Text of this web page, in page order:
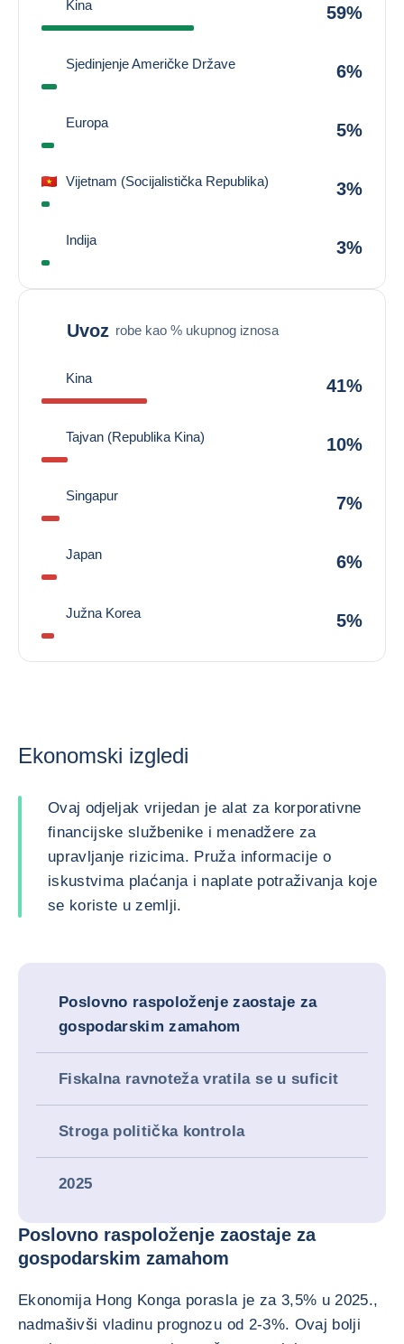
Kina 59%
Sjedinjenje Američke Države 6%
Europa 5%
Vijetnam (Socijalistička Republika) 3%
Indija 3%
Uvoz robe kao % ukupnog iznosa
Kina 41%
Tajvan (Republika Kina) 10%
Singapur 7%
Japan 6%
Južna Korea 5%
Ekonomski izgledi
Ovaj odjeljak vrijedan je alat za korporativne
financijske službenike i menadžere za
upravljanje rizicima. Pruža informacije o
iskustvima plaćanja i naplate potraživanja koje
se koriste u zemlji.
Poslovno raspoloženje zaostaje za
gospodarskim zamahom
Fiskalna ravnoteža vratila se u suficit
Stroga politička kontrola
2025
Poslovno raspoloženje zaostaje za
gospodarskim zamahom
Ekonomija Hong Konga porasla je za 3,5% u 2025.,
nadmašivši vladinu prognozu od 2-3%. Ovaj bolji